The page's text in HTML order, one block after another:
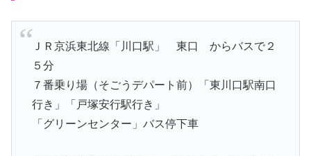
ＪＲ京浜東北線「川口駅」 東口 からバスで２
５分
７番乗り場（そごうデパート前）「東川口駅南口
行き」「戸塚安行駅行き」
「グリーンセンター」バス停下車